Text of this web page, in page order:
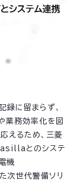
録に留まらず、
業務効率化を図
えるため、三菱
asillaとのシステ
機
次世代警備ソリ